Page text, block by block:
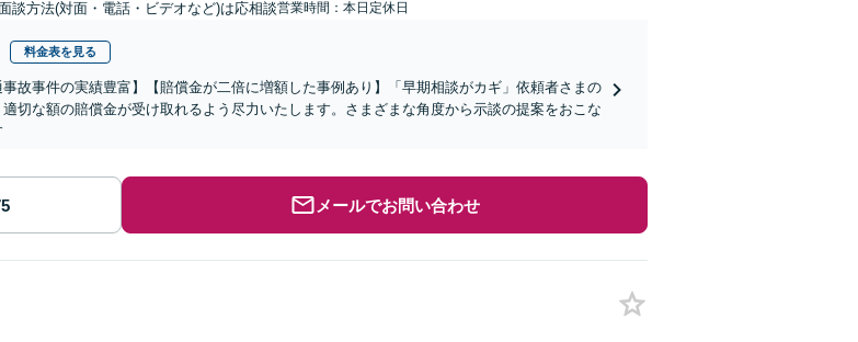
談方法(対面・電話・ビデオなど)は応相談営業時間：本日定休日
料金表を見る
事故事件の実績豊富】【賠償金が二倍に増額した事例あり】「早期相談がカギ」依頼者さまの
切な額の賠償金が受け取れるよう尽力いたします。さまざまな角度から示談の提案をおこな
メールでお問い合わせ